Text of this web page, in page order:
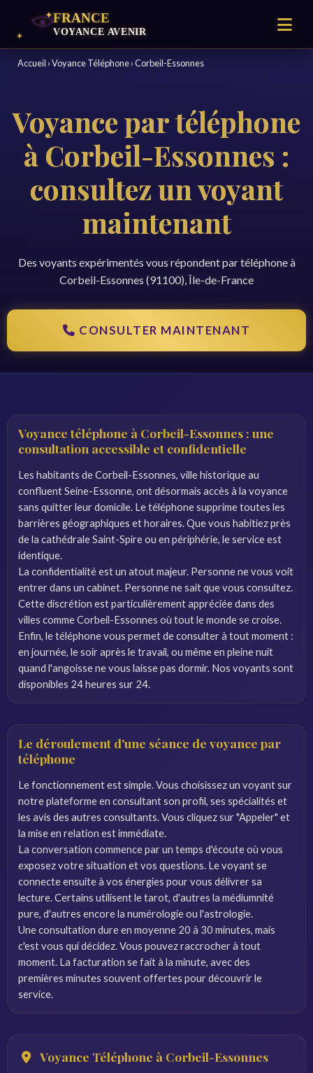
Accueil ›Voyance Téléphone›Corbeil-Essonnes
Voyance par téléphone
à Corbeil-Essonnes :
consultez un voyant
maintenant
Des voyants expérimentés vous répondent par téléphone à
Corbeil-Essonnes (91100), Île-de-France
CONSULTER MAINTENANT
Voyance téléphone à Corbeil-Essonnes : une
consultation accessible et confidentielle
Les habitants de Corbeil-Essonnes, ville historique au
confluent Seine-Essonne, ont désormais accès à la voyance
sans quitter leur domicile. Le téléphone supprime toutes les
barrières géographiques et horaires. Que vous habitiez près
de la cathédrale Saint-Spire ou en périphérie, le service est
identique.
La confidentialité est un atout majeur. Personne ne vous voit
entrer dans un cabinet. Personne ne sait que vous consultez.
Cette discrétion est particulièrement appréciée dans des
villes comme Corbeil-Essonnes où tout le monde se croise.
Enfin, le téléphone vous permet de consulter à tout moment :
en journée, le soir après le travail, ou même en pleine nuit
quand l'angoisse ne vous laisse pas dormir. Nos voyants sont
disponibles 24 heures sur 24.
Le déroulement d'une séance de voyance par
téléphone
Le fonctionnement est simple. Vous choisissez un voyant sur
notre plateforme en consultant son profil, ses spécialités et
les avis des autres consultants. Vous cliquez sur "Appeler" et
la mise en relation est immédiate.
La conversation commence par un temps d'écoute où vous
exposez votre situation et vos questions. Le voyant se
connecte ensuite à vos énergies pour vous délivrer sa
lecture. Certains utilisent le tarot, d'autres la médiumnité
pure, d'autres encore la numérologie ou l'astrologie.
Une consultation dure en moyenne 20 à 30 minutes, mais
c'est vous qui décidez. Vous pouvez raccrocher à tout
moment. La facturation se fait à la minute, avec des
premières minutes souvent offertes pour découvrir le
service.
Voyance Téléphone à Corbeil-Essonnes